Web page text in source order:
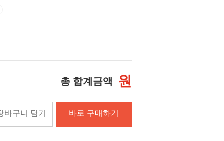
총 합계금액 원
바구니 담기 바로 구매하기